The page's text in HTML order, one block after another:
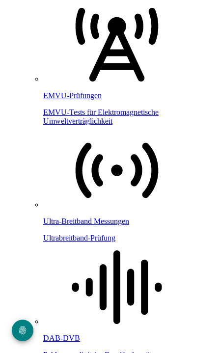
EMVU-Prüfungen
EMVU-Tests für Elektromagnetische
Umweltverträglichkeit
Ultra-Breitband Messungen
Ultrabreitband-Prüfung
DAB-DVB